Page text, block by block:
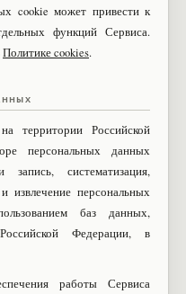
cookie может привести к
функций Сервиса.
Политике cookies.
территории Российской
персональных данных
систематизация,
извлечение персональных
баз данных,
Федерации, в
работы Сервиса